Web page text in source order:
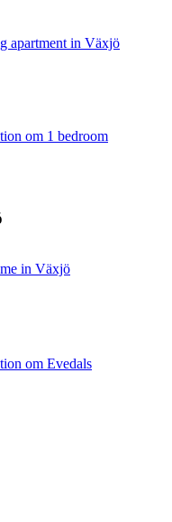
apartment in Växjö
om 1 bedroom
in Växjö
om Evedals